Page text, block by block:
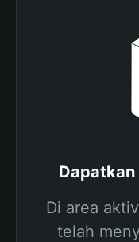
Dapatkan
Di area
telah